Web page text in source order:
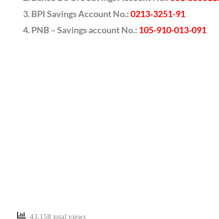
BPI Savings Account No.:0213-3251-91
PNB – Savings account No.: 105-910-013-091
43,158 total views